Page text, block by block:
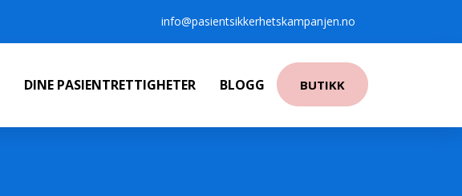
info@pasientsikkerhetskampanjen.no
DINE PASIENTRETTIGHETER BLOGG BUTIKK